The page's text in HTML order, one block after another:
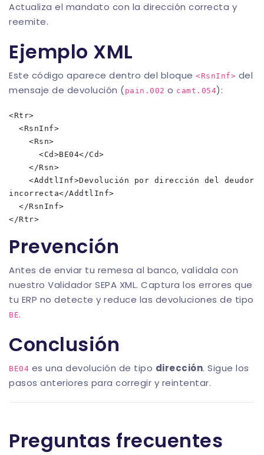
Actualiza el mandato con la dirección correcta y
reemite.
Ejemplo XML
Este código aparece dentro del bloque <RsnInf> del
mensaje de devolución (pain.002 o camt.054):
<Rtr>
incorrecta</AddtlInf>
Prevención
Antes de enviar tu remesa al banco, valídala con
nuestro Validador SEPA XML. Captura los errores que
tu ERP no detecte y reduce las devoluciones de tipo
BE.
Conclusión
BE04 es una devolución de tipo dirección. Sigue los
pasos anteriores para corregir y reintentar.
Preguntas frecuentes